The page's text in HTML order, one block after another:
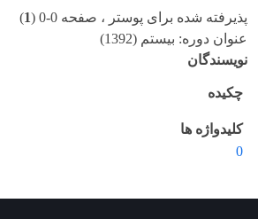
پذیرفته شده برای پوستر ، صفحه 0-0 ( 1
)
عنوان دوره: بیستم (1392)
نویسندگان
چکیده
کلیدواژه ها
0